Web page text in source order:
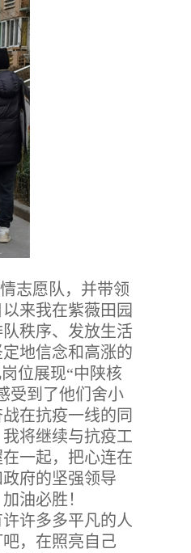
志愿队，并带领
来我在紫薇田园
秩序、发放生活
地信念和高涨的
位展现“中陕核
受到了他们舍小
在抗疫一线的同
将继续与抗疫工
一起，把心连在
府的坚强领导
油必胜！
许多多平凡的人
，在照亮自己